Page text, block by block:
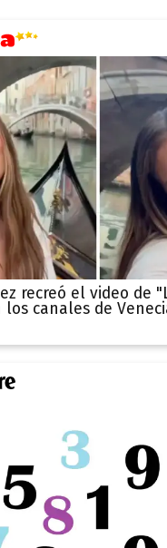
recreó el video de
los canales de